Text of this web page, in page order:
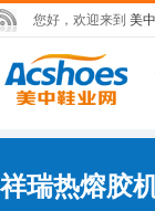
您好，欢迎来到 美
祥瑞热熔胶